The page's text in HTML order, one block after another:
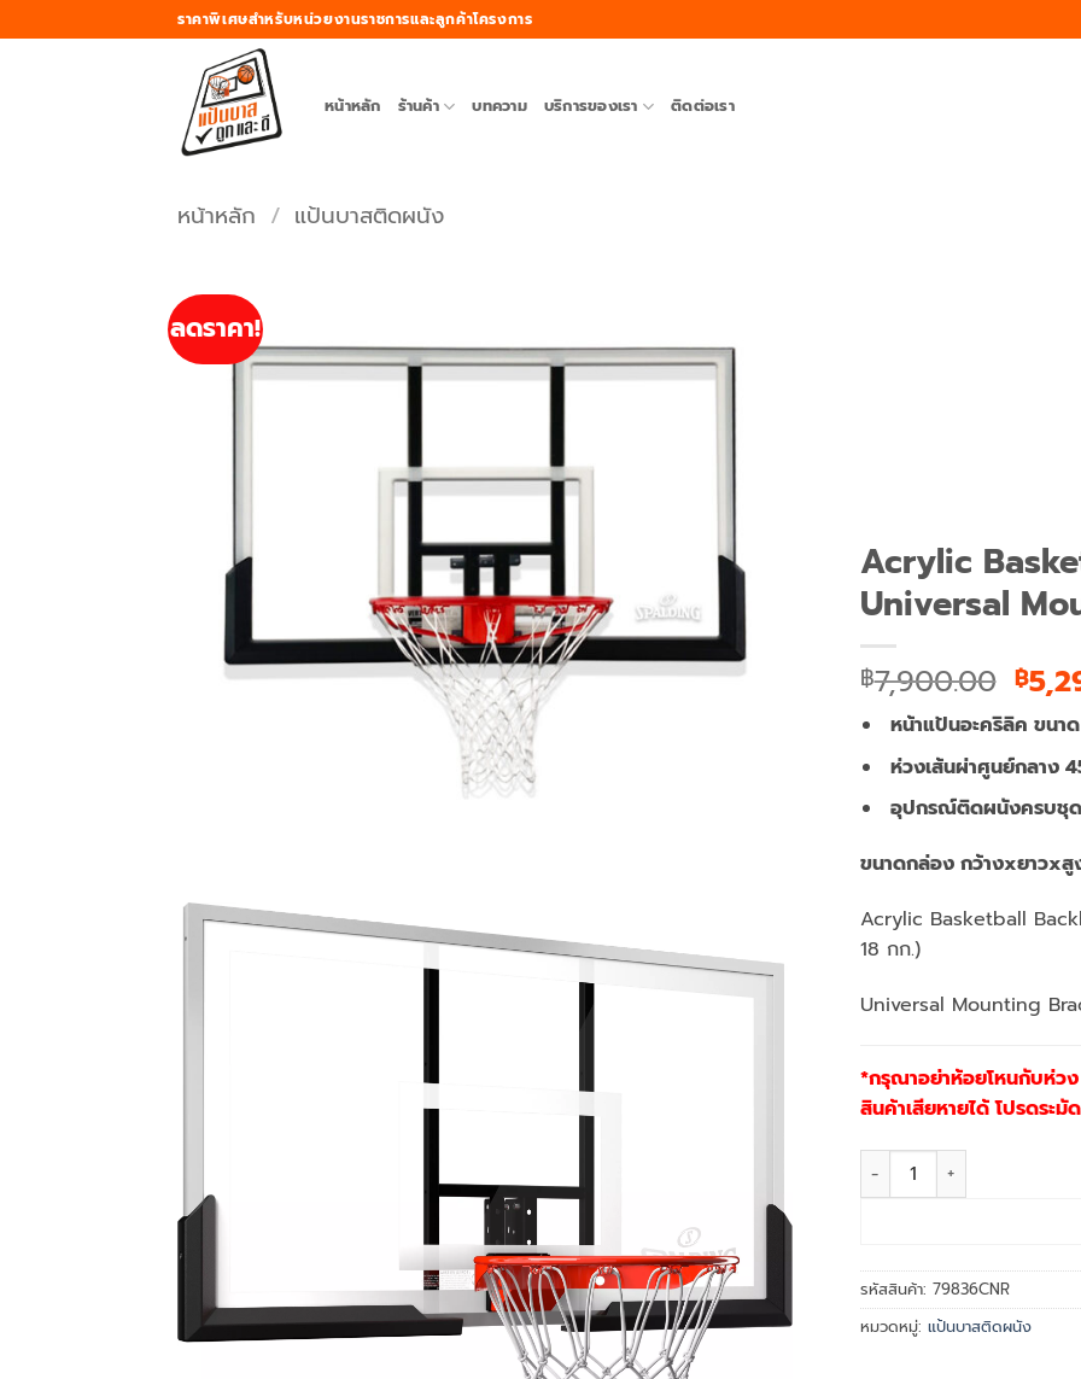
ไป
ราคาพิเศษสำหรับหน่วยงานราชการและลูกค้าโครงการ
หน้าหลัก ร้านค้า บทความ บริการของเรา ติดต่อเรา
หน้าหลัก / แป้นบาสติดผนัง
ลดราคา!
Acrylic
Universal
฿7,900.00
price
was:
฿
฿
หน้าแป้นอะคริลิค ขนาด
ห่วงเส้นผ่าศูนย์กลาง
อุปกรณ์ติดผนังครบชุด
ขนาดกล่อง กว้างxยาวxสู
Acrylic Basketball
18 กก.)
Universal Mounting
*กรุณาอย่าห้อยโหนกับห่วง
สินค้าเสียหายได้ โปรดระมั
จำนวน Acrylic
รหัสสินค้า: 79836CNR
หมวดหมู่: แป้นบาสติดผนัง